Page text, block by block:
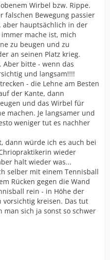
Wirbel bzw. Rippe.
falschen Bewegung passier
aber hauptsächlich in der
mache ist, mich
zu beugen und zu
an seinen Platz krieg.
Aber bitte - wenn das
und langsam!!!!
- die Lehne am Besten
der Kante, dann
und das Wirbel für
machen. Je langsamer und
weniger tut es nachher
dann würde ich es auch bei
wieder
halt wieder was...
selber mit einem Tennisball
Rücken gegen die Wand
rein - in Höhe der
kreisen. Das tut
man sich ja sonst so schwer